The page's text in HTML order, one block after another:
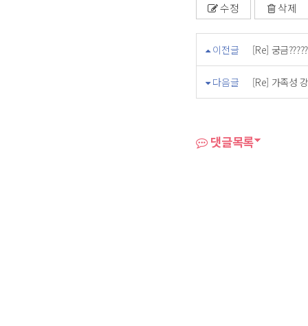
수정 삭제
이전글 [Re] 궁금
다음글 [Re] 가족성
댓글목록